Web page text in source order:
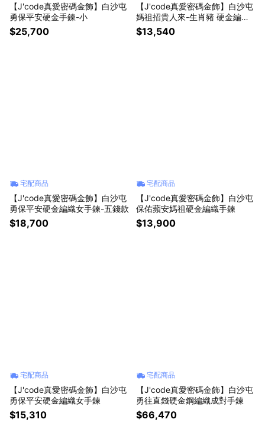
【J'code真愛密碼金飾】白沙屯
勇保平安硬金手鍊-小
$25,700
【J'code真愛密碼金飾】白沙屯
媽祖招貴人來-生肖豬 硬金編織
手鍊
$13,540
宅配商品
【J'code真愛密碼金飾】白沙屯
勇保平安硬金編織女手鍊-五錢款
$18,700
宅配商品
【J'code真愛密碼金飾】白沙屯
保佑蘋安媽祖硬金編織手鍊
$13,900
宅配商品
【J'code真愛密碼金飾】白沙屯
勇保平安硬金編織女手鍊
$15,310
宅配商品
【J'code真愛密碼金飾】白沙屯
勇往直錢硬金鋼編織成對手鍊
$66,470